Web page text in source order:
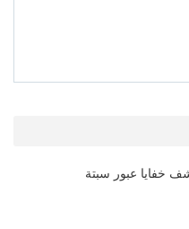
خفايا عبور سبتة